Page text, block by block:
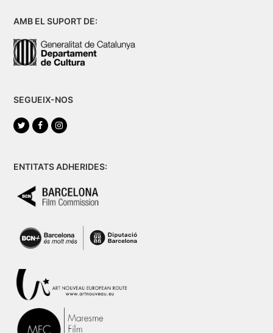
AMB EL SUPORT DE:
SEGUEIX-NOS
TwitterFacebookInstagram
ENTITATS ADHERIDES: